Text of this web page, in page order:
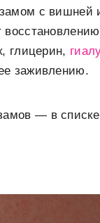
с вишней
глицерин,
заживлению.
— в списке